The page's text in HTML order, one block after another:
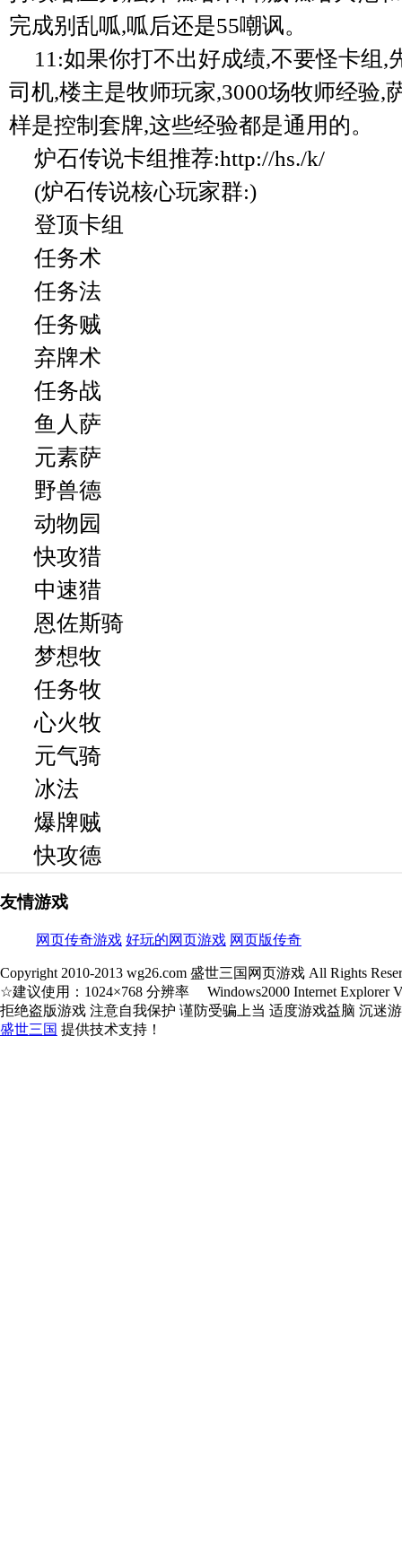
完成别乱呱,呱后还是55嘲讽。
11:如果你打不出好成绩,不要怪卡组,
司机,楼主是牧师玩家,3000场牧师经验,
样是控制套牌,这些经验都是通用的。
炉石传说卡组推荐:http://hs./k/
(炉石传说核心玩家群:)
登顶卡组
任务术
任务法
任务贼
弃牌术
任务战
鱼人萨
元素萨
野兽德
动物园
快攻猎
中速猎
恩佐斯骑
梦想牧
任务牧
心火牧
元气骑
冰法
爆牌贼
快攻德
友情游戏
网页传奇游戏 好玩的网页游戏 网页版传奇
Copyright 2010-2013 wg26.com 盛世三国网页游戏 All Rights
☆建议使用：1024×768 分辨率 Windows2000 Internet Explorer
拒绝盗版游戏 注意自我保护 谨防受骗上当 适度游戏益脑 沉迷
盛世三国 提供技术支持！